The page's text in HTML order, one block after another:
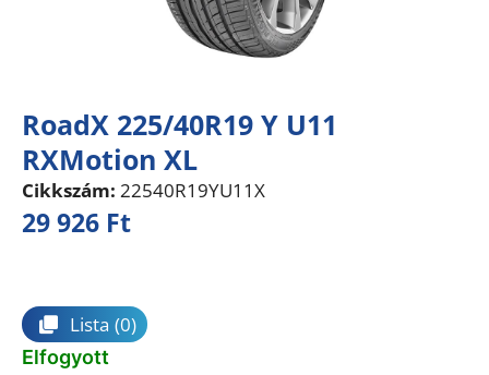
RoadX 225/40R19 Y U11
RXMotion XL
Cikkszám: 22540R19YU11X
29 926 Ft
Lista (0)
Elfogyott